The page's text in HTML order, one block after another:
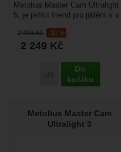
2 499Kč -10 %
2 249 Kč
Porovnat
Do
košíku
Metolius Master Cam Ultralight
5: je jistící friend pro jištění v v
kde...
Metolius Master Cam
Ultralight 3